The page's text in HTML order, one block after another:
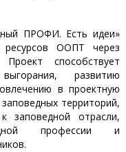
ПРОФИ. Есть идеи»
ресурсов ООПТ через
способствует
развитию
в проектную
территорий,
отрасли,
профессии и